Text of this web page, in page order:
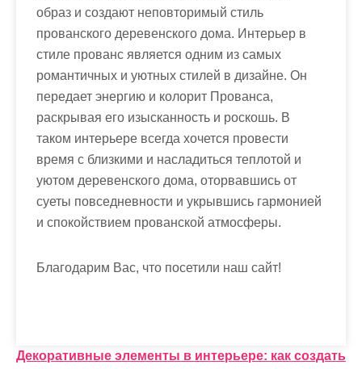
образ и создают неповторимый стиль
прованского деревенского дома. Интерьер в
стиле прованс является одним из самых
романтичных и уютных стилей в дизайне. Он
передает энергию и колорит Прованса,
раскрывая его изысканность и роскошь. В
таком интерьере всегда хочется провести
время с близкими и насладиться теплотой и
уютом деревенского дома, оторвавшись от
суеты повседневности и укрывшись гармонией
и спокойствием прованской атмосферы.
Благодарим Вас, что посетили наш сайт!
Н
Декоративные элементы в интерьере: как создать